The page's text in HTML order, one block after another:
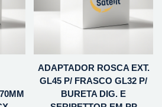
ADAPTADOR ROSCA EXT.
GL45 P/ FRASCO GL32 P/
BURETA DIG. E